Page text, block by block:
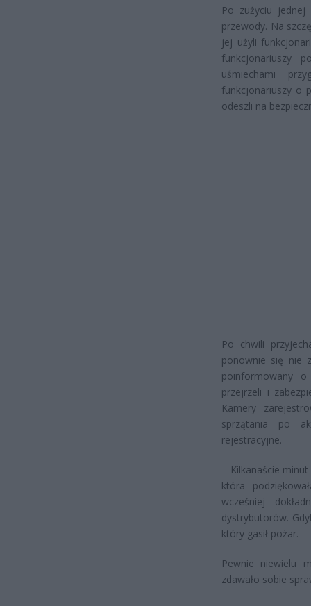
Po zużyciu
przewody. Na
jej użyli
funkcjonariuszy
uśmiechami
funkcjonariuszy o
odeszli na
Po chwili
ponownie się nie
poinformowany
przejrzeli i
Kamery
sprzątania po
rejestracyjne.
– Kilkanaście
która
wcześniej
dystrybutorów.
który gasił pożar.
Pewnie niewielu
zdawało sobie